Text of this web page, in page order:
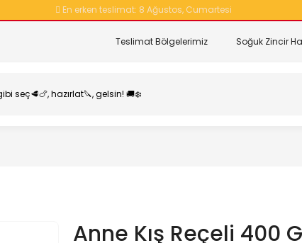
En erken teslimat: 8 Ağustos, Cumartesi
Teslimat Bölgelerimiz Soğuk Zincir
Anne Kış Reçeli 400 G